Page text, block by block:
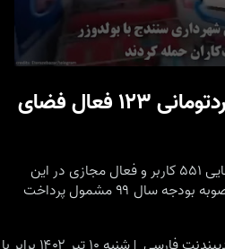
of
22
درآمد چند هزار میلیاردتومانی ۱۲۳ فعال فضای
سخنگوی امور مالیاتی از شناسایی ۵۵۱ کاربر و فعال مجازی در این
بررسی خبر داد که بر اساس مصوبه بودجه سال ۹۹ مشمول پرداخت